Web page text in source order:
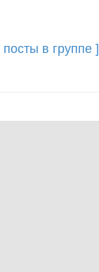
в группе ]